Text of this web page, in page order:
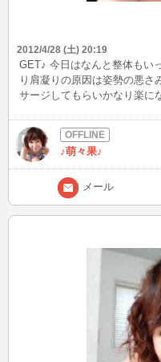
2012/4/28 (土) 20:19
GET♪ 今日はなんと整体もい
り肩凝りの原因は姿勢の悪さ
サージしてもらいかなり楽に
とまた新しい制服をGETしに
のです(ーー;)
♪萌々果♪
メール